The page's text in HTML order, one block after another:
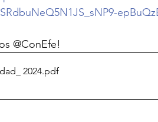
@ConEfe!
2024.pdf